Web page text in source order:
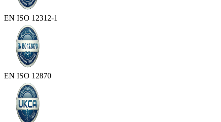
EN ISO 12312-1
EN ISO 12870